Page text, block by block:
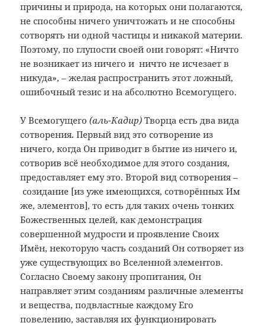
причины и природа, на которых они полагаются,
не способны ничего уничтожать и не способны
сотворять ни одной частицы и никакой материи.
Поэтому, по глупости своей они говорят: «Ничто
не возникает из ничего и ничто не исчезает в
никуда», – желая распространить этот ложный,
ошибочный тезис и на абсолютно Всемогущего.
У Всемогущего(аль-Кадир) Творца есть два вида
сотворения. Первый вид это сотворение из
ничего, когда Он приводит в бытие из ничего и,
сотворив всё необходимое для этого создания,
предоставляет ему это. Второй вид сотворения –
созидание [из уже имеющихся, сотворённых Им
же, элементов], то есть для таких очень тонких
Божественных целей, как демонстрация
совершенной мудрости и проявление Своих
Имён, некоторую часть созданий Он сотворяет из
уже существующих во Вселенной элементов.
Согласно Своему закону пропитания, Он
направляет этим созданиям различные элементы
и вещества, подвластные каждому Его
повелению, заставляя их функционировать